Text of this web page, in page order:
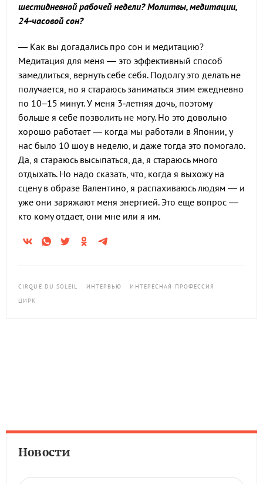
шестидневной рабочей недели? Молитвы, медитации,
24-часовой сон?
— Как вы догадались про сон и медитацию?
Медитация для меня — это эффективный способ
замедлиться, вернуть себе себя. Подолгу это делать не
получается, но я стараюсь заниматься этим ежедневно
по 10–15 минут. У меня 3‑летняя дочь, поэтому
больше я себе позволить не могу. Но это довольно
хорошо работает — когда мы работали в Японии, у
нас было 10 шоу в неделю, и даже тогда это помогало.
Да, я стараюсь высыпаться, да, я стараюсь много
отдыхать. Но надо сказать, что, когда я выхожу на
сцену в образе Валентино, я распахиваюсь людям — и
уже они заряжают меня энергией. Это еще вопрос —
кто кому отдает, они мне или я им.
CIRQUE DU SOLEIL ИНТЕРВЬЮ
ИНТЕРЕСНАЯ ПРОФЕССИЯ
ЦИРК
Новости